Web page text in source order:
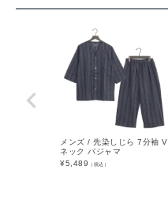
メンズ / 先染しじら 7分袖 V
ネック パジャマ
¥5,489 （税込）